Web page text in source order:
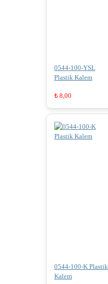
0544-100-YSL
Plastik Kalem
₺ 8,00
0544-100-K Plastik
Kalem